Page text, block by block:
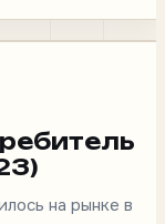
на рынке в